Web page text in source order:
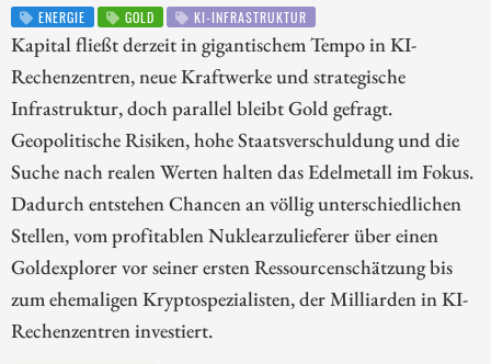
ENERGIE GOLD KI-INFRASTRUKTUR
Kapital fließt derzeit in gigantischem Tempo in KI-
Rechenzentren, neue Kraftwerke und strategische
Infrastruktur, doch parallel bleibt Gold gefragt.
Geopolitische Risiken, hohe Staatsverschuldung und die
Suche nach realen Werten halten das Edelmetall im Fokus.
Dadurch entstehen Chancen an völlig unterschiedlichen
Stellen, vom profitablen Nuklearzulieferer über einen
Goldexplorer vor seiner ersten Ressourcenschätzung bis
zum ehemaligen Kryptospezialisten, der Milliarden in KI-
Rechenzentren investiert.